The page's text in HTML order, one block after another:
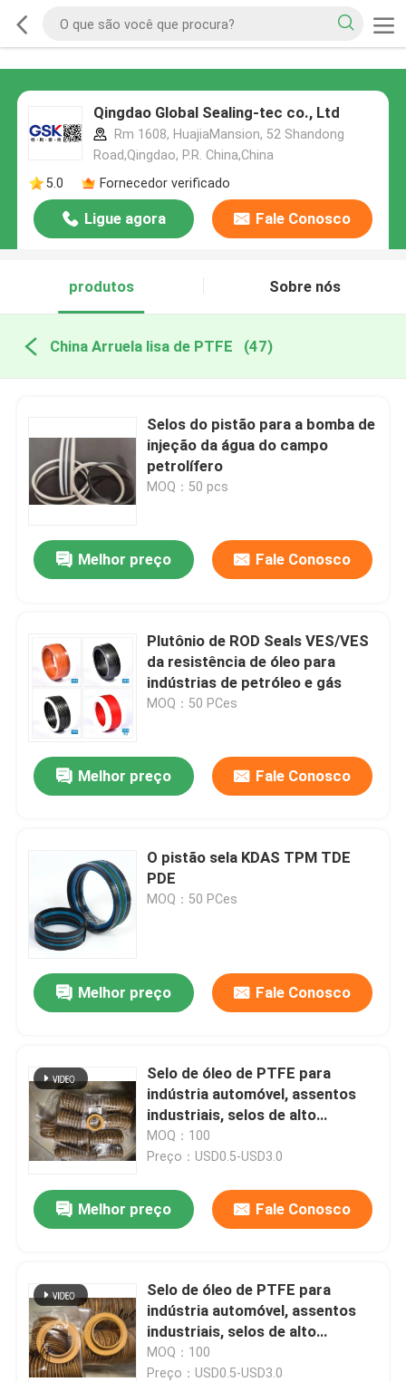
Qingdao Global Sealing-tec co., Ltd
Rm 1608, HuajiaMansion, 52 Shandong
Road,Qingdao, P.R. China,China
5.0
Fornecedor verificado
Ligue agora Fale Conosco
produtos Sobre nós
China Arruela lisa de PTFE (47)
Selos do pistão para a bomba de
injeção da água do campo
petrolífero
MOQ：50 pcs
Melhor preço Fale Conosco
Plutônio de ROD Seals VES/VES
da resistência de óleo para
indústrias de petróleo e gás
MOQ：50 PCes
Melhor preço Fale Conosco
O pistão sela KDAS TPM TDE
PDE
MOQ：50 PCes
Melhor preço Fale Conosco
Selo de óleo de PTFE para
indústria automóvel, assentos
industriais, selos de alto
desempenho
MOQ：100
Preço：USD0.5-USD3.0
Melhor preço Fale Conosco
Selo de óleo de PTFE para
indústria automóvel, assentos
industriais, selos de alto
desempenho
MOQ：100
Preço：USD0.5-USD3.0